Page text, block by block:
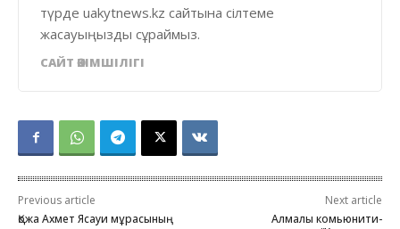
түрде uakytnews.kz сайтына сілтеме
жасауыңызды сұраймыз.
САЙТ ӘКІМШІЛІГІ
Previous article
Қожа Ахмет Ясауи мұрасының
Next article
Алмалы комьюнити-